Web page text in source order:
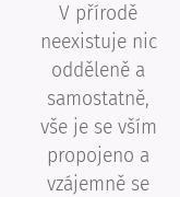
V přírodě
neexistuje nic
odděleně a
samostatně,
vše je se vším
propojeno a
vzájemně se